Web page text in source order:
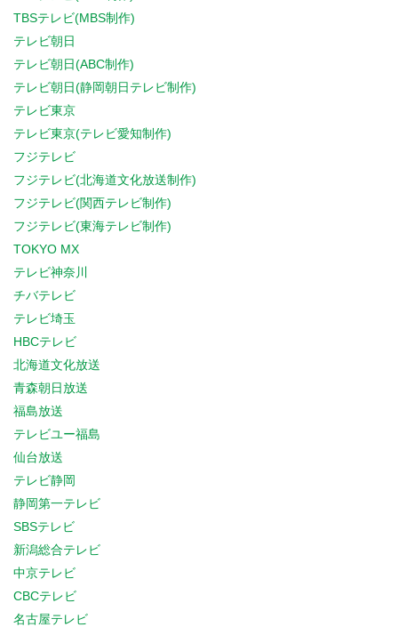
TBSテレビ(MBS制作)
テレビ朝日
テレビ朝日(ABC制作)
テレビ朝日(静岡朝日テレビ制作)
テレビ東京
テレビ東京(テレビ愛知制作)
フジテレビ
フジテレビ(北海道文化放送制作)
フジテレビ(関西テレビ制作)
フジテレビ(東海テレビ制作)
TOKYO MX
テレビ神奈川
チバテレビ
テレビ埼玉
HBCテレビ
北海道文化放送
青森朝日放送
福島放送
テレビユー福島
仙台放送
テレビ静岡
静岡第一テレビ
SBSテレビ
新潟総合テレビ
中京テレビ
CBCテレビ
名古屋テレビ